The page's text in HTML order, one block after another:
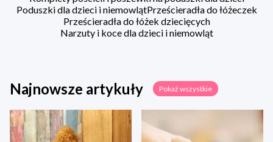
Poduszki dla dzieci i niemowlątPrześcieradła do łóżeczek
Prześcieradła do łóżek dziecięcych
Narzuty i koce dla dzieci i niemowląt
Najnowsze artykuły Pokaż wszystkie